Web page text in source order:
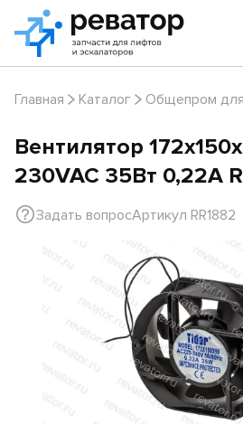
Главная Каталог Общепром
Вентилятор
230VAC 35Вт 0,22А
Задать вопросАртикул RR1882